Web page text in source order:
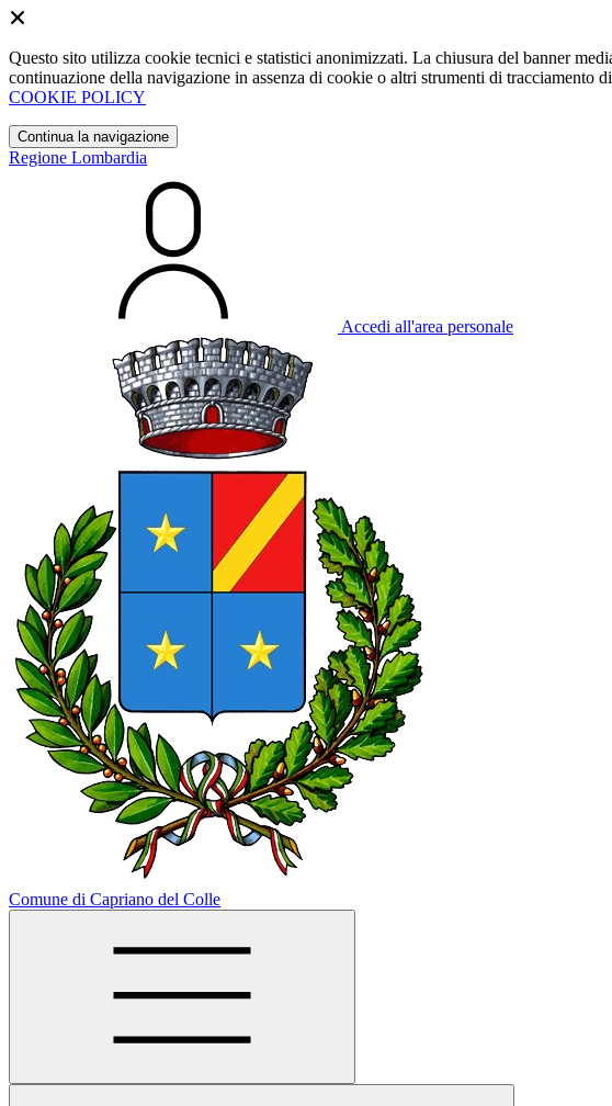
Questo sito utilizza cookie tecnici e statistici anonimizzati. La chiusura del banner
continuazione della navigazione in assenza di cookie o altri strumenti di tracciamento
COOKIE POLICY
Continua la navigazione
Regione Lombardia
Accedi all'area personale
Comune di Capriano del Colle